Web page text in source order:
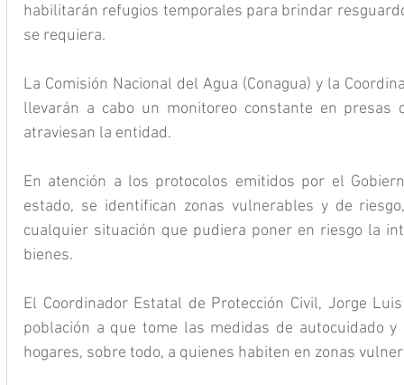
habilitarán refugios temporales para brindar
se requiera.
La Comisión Nacional del Agua (Conagua) y la
llevarán a cabo un monitoreo constante en presas
atraviesan la entidad.
En atención a los protocolos emitidos por el
estado, se identifican zonas vulnerables y de
cualquier situación que pudiera poner en riesgo la
bienes.
El Coordinador Estatal de Protección Civil, Jorge
población a que tome las medidas de autocuidado
hogares, sobre todo, a quienes habiten en zonas